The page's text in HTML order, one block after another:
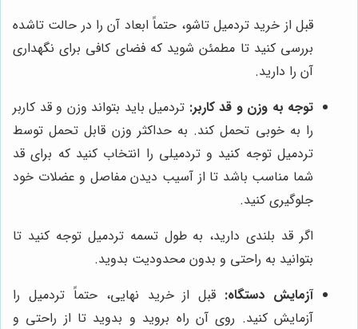
قبل از خرید تردمیل تاشو، حتماً ابعاد آن را در حالت تاشده
بررسی کنید تا مطمئن شوید که فضای کافی برای نگهداری
آن را دارید.
توجه به وزن و قد کاربر: تردمیل باید بتواند وزن و قد کاربر
را به خوبی تحمل کند. به حداکثر وزن قابل تحمل توسط
تردمیل توجه کنید و تردمیلی را انتخاب کنید که برای قد
شما مناسب باشد تا از آسیب دیدن مفاصل و عضلات خود
جلوگیری کنید.
اگر قد بلندی دارید، به طول تسمه تردمیل توجه کنید تا
بتوانید به راحتی و بدون محدودیت بدوید.
آزمایش دستگاه: قبل از خرید نهایی، حتماً تردمیل را
آزمایش کنید. روی آن راه بروید و بدوید تا از راحتی و